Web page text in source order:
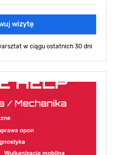
wizytę
w ciągu ostatnich 30 dni